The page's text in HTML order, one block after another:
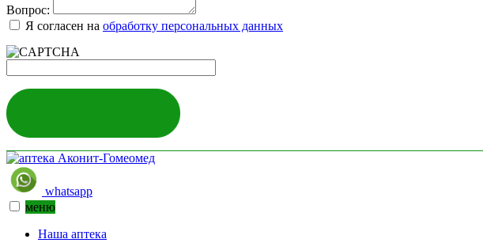
Вопрос:
Я согласен на обработку персональных данных
whatsapp
меню
Наша аптека